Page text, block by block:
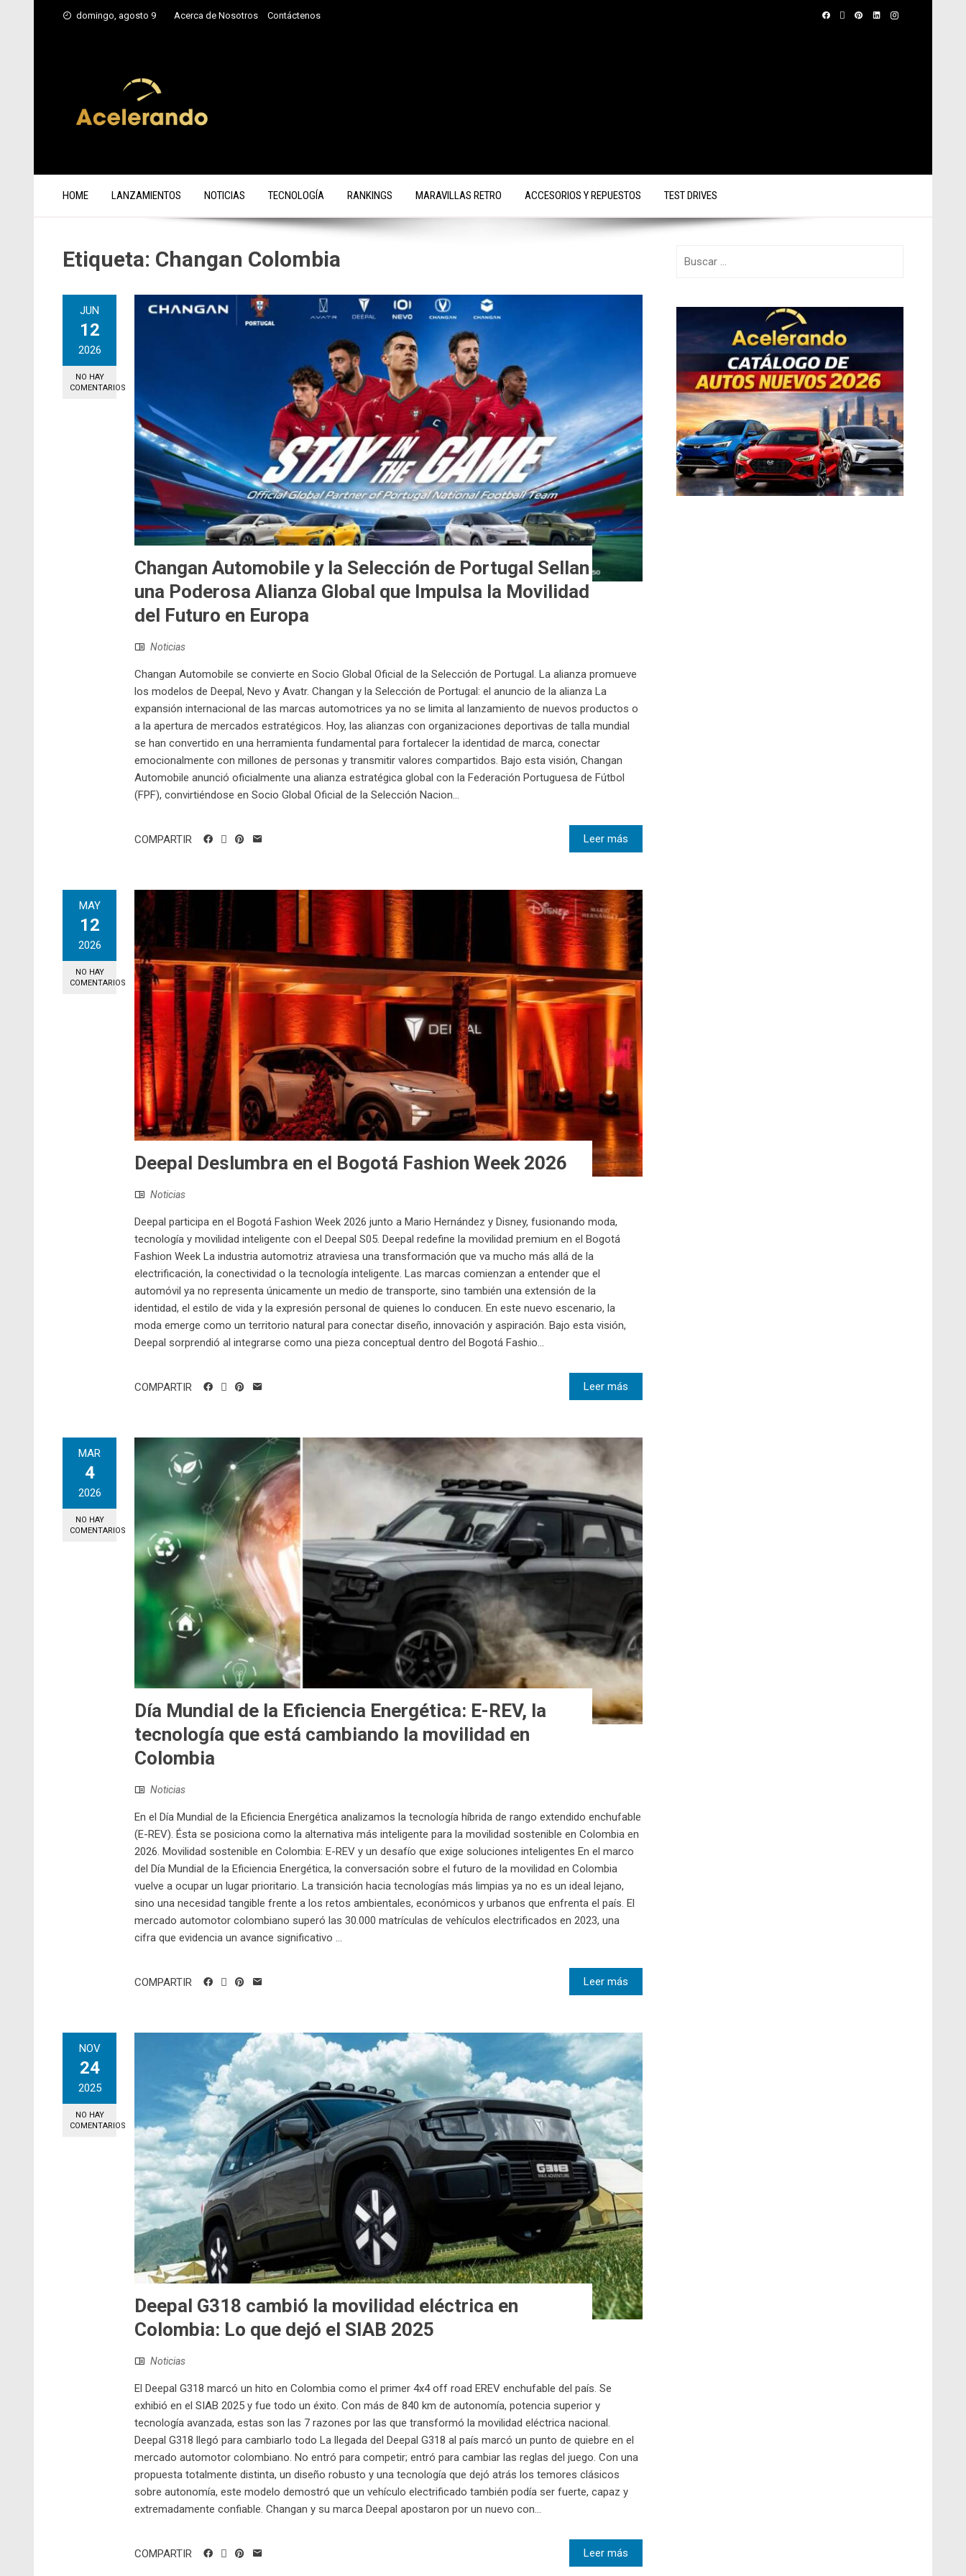
domingo, agosto 9 Acerca de Nosotros Contáctenos
HOME LANZAMIENTOS NOTICIAS TECNOLOGÍA RANKINGS MARAVILLAS RETRO ACCESORIOS Y REPUESTOS TEST DRIVES
Etiqueta: Changan Colombia
JUN
12
2026
NO HAY
COMENTARIOS
Changan Automobile y la Selección de Portugal Sellan
una Poderosa Alianza Global que Impulsa la Movilidad
del Futuro en Europa
Noticias
Changan Automobile se convierte en Socio Global Oficial de la Selección de Portugal. La alianza promueve
los modelos de Deepal, Nevo y Avatr. Changan y la Selección de Portugal: el anuncio de la alianza La
expansión internacional de las marcas automotrices ya no se limita al lanzamiento de nuevos productos o
a la apertura de mercados estratégicos. Hoy, las alianzas con organizaciones deportivas de talla mundial
se han convertido en una herramienta fundamental para fortalecer la identidad de marca, conectar
emocionalmente con millones de personas y transmitir valores compartidos. Bajo esta visión, Changan
Automobile anunció oficialmente una alianza estratégica global con la Federación Portuguesa de Fútbol
(FPF), convirtiéndose en Socio Global Oficial de la Selección Nacion...
Leer más
COMPARTIR
MAY
12
2026
NO HAY
COMENTARIOS
Deepal Deslumbra en el Bogotá Fashion Week 2026
Noticias
Deepal participa en el Bogotá Fashion Week 2026 junto a Mario Hernández y Disney, fusionando moda,
tecnología y movilidad inteligente con el Deepal S05. Deepal redefine la movilidad premium en el Bogotá
Fashion Week La industria automotriz atraviesa una transformación que va mucho más allá de la
electrificación, la conectividad o la tecnología inteligente. Las marcas comienzan a entender que el
automóvil ya no representa únicamente un medio de transporte, sino también una extensión de la
identidad, el estilo de vida y la expresión personal de quienes lo conducen. En este nuevo escenario, la
moda emerge como un territorio natural para conectar diseño, innovación y aspiración. Bajo esta visión,
Deepal sorprendió al integrarse como una pieza conceptual dentro del Bogotá Fashio...
Leer más
COMPARTIR
MAR
4
2026
NO HAY
COMENTARIOS
Día Mundial de la Eficiencia Energética: E-REV, la
tecnología que está cambiando la movilidad en
Colombia
Noticias
En el Día Mundial de la Eficiencia Energética analizamos la tecnología híbrida de rango extendido enchufable
(E-REV). Ésta se posiciona como la alternativa más inteligente para la movilidad sostenible en Colombia en
2026. Movilidad sostenible en Colombia: E-REV y un desafío que exige soluciones inteligentes En el marco
del Día Mundial de la Eficiencia Energética, la conversación sobre el futuro de la movilidad en Colombia
vuelve a ocupar un lugar prioritario. La transición hacia tecnologías más limpias ya no es un ideal lejano,
sino una necesidad tangible frente a los retos ambientales, económicos y urbanos que enfrenta el país. El
mercado automotor colombiano superó las 30.000 matrículas de vehículos electrificados en 2023, una
cifra que evidencia un avance significativo ...
Leer más
COMPARTIR
NOV
24
2025
NO HAY
COMENTARIOS
Deepal G318 cambió la movilidad eléctrica en
Colombia: Lo que dejó el SIAB 2025
Noticias
El Deepal G318 marcó un hito en Colombia como el primer 4x4 off road EREV enchufable del país. Se
exhibió en el SIAB 2025 y fue todo un éxito. Con más de 840 km de autonomía, potencia superior y
tecnología avanzada, estas son las 7 razones por las que transformó la movilidad eléctrica nacional.
Deepal G318 llegó para cambiarlo todo La llegada del Deepal G318 al país marcó un punto de quiebre en el
mercado automotor colombiano. No entró para competir; entró para cambiar las reglas del juego. Con una
propuesta totalmente distinta, un diseño robusto y una tecnología que dejó atrás los temores clásicos
sobre autonomía, este modelo demostró que un vehículo electrificado también podía ser fuerte, capaz y
extremadamente confiable. Changan y su marca Deepal apostaron por un nuevo con...
Leer más
COMPARTIR